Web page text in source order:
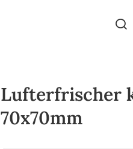
Lufterfrischer
70x70mm